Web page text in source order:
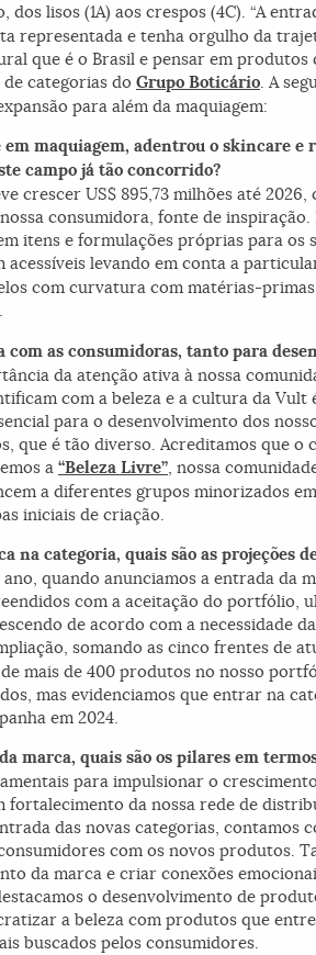
lisos (1A) aos crespos (4C). “A
representada e tenha orgulho da
que é o Brasil e pensar em
categorias do Grupo Boticário. A
para além da maquiagem:
maquiagem, adentrou o skincare e
campo já tão concorrido?
crescer US$ 895,73 milhões até
consumidora, fonte de
itens e formulações próprias para
acessíveis levando em conta a
com curvatura com matérias-
.
com as consumidoras, tanto para
da atenção ativa à nossa
com a beleza e a cultura da Vult
para o desenvolvimento dos
que é tão diverso. Acreditamos que
a “Beleza Livre”, nossa
a diferentes grupos minorizados
iniciais de criação.
na categoria, quais são as projeções
quando anunciamos a entrada da
com a aceitação do portfólio,
de acordo com a necessidade
somando as cinco frentes de
mais de 400 produtos no nosso
mas evidenciamos que entrar na
em 2024.
marca, quais são os pilares em
para impulsionar o
da nossa rede de
das novas categorias,
com os novos produtos.
da marca e criar conexões
o desenvolvimento de
a beleza com produtos que
buscados pelos consumidores.